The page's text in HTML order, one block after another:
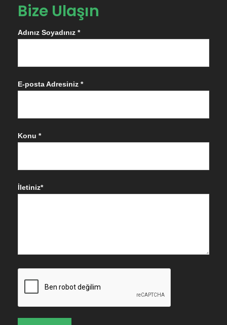
Bize Ulaşın
Adınız Soyadınız *
E-posta Adresiniz *
Konu *
İletiniz*